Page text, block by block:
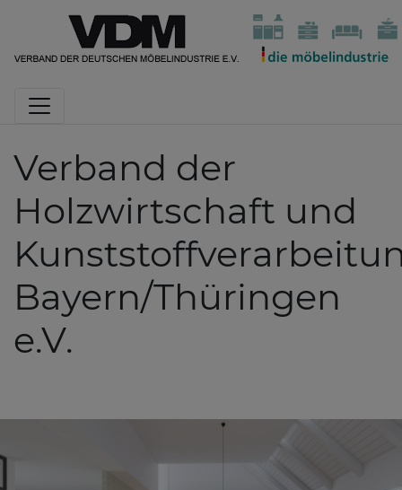
Verband der
Holzwirtschaft und
Bayern/Thüringen
e.V.